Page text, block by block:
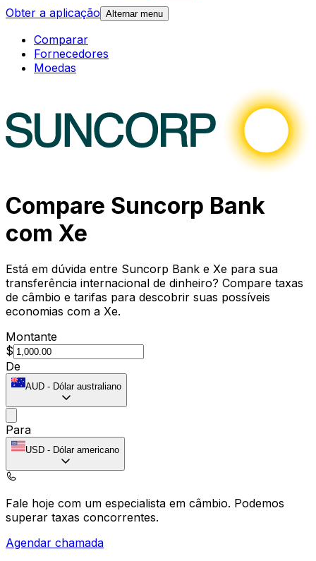
Obter a aplicação Alternar menu
Comparar
Fornecedores
Moedas
Compare Suncorp Bank
com Xe
Está em dúvida entre Suncorp Bank e Xe para sua
transferência internacional de dinheiro? Compare taxas
de câmbio e tarifas para descobrir suas possíveis
economias com a Xe.
Montante
$
De
AUD - Dólar australiano
Para
USD - Dólar americano
Fale hoje com um especialista em câmbio. Podemos
superar taxas concorrentes.
Agendar chamada